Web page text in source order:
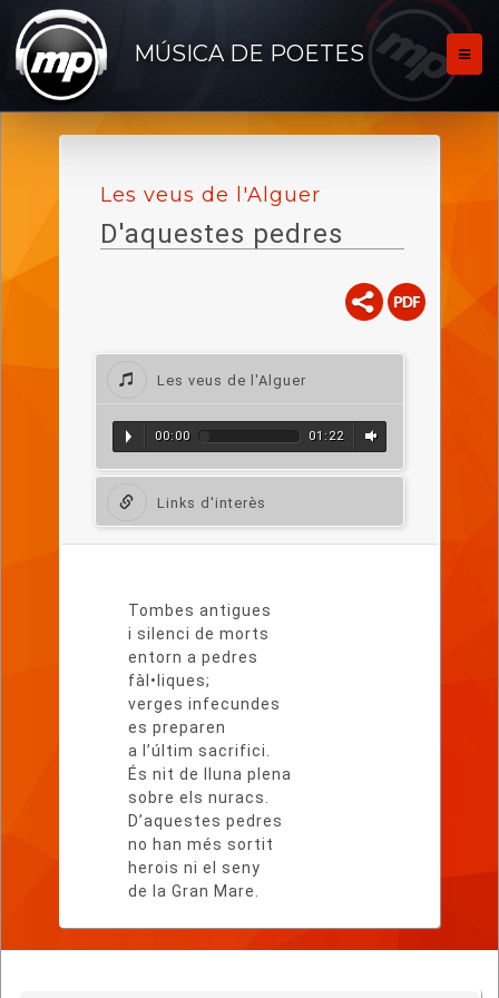
MÚSICA DE POETES
Les veus de l'Alguer
D'aquestes pedres
Les veus de l'Alguer
00:00 01:22
Links d'interès
Tombes antigues
i silenci de morts
entorn a pedres
fàl•liques;
verges infecundes
es preparen
a l’últim sacrifici.
És nit de lluna plena
sobre els nuracs.
D’aquestes pedres
no han més sortit
herois ni el seny
de la Gran Mare.